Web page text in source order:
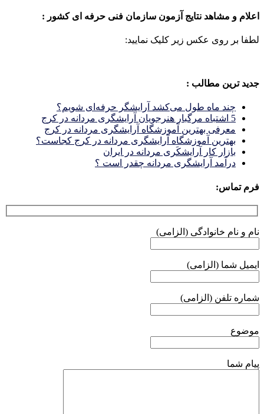
اعلام و مشاهد نتایج آزمون سازمان فنی حرفه ای کشور :
لطفا بر روی عکس زیر کلیک نمایید:
جدید ترین مطالب :
چند ماه طول می‌کشد آرایشگر حرفه‌ای شویم؟
5 اشتباه مرگبار هنرجویان آرایشگری مردانه در کرج
معرفی بهترین آموزشگاه آرایشگری مردانه در کرج
بهترین آموزشگاه آرایشگری مردانه در کرج کجاست؟
بازار كار آرايشكَرى مردانه در ايران
درآمد آرایشگری مردانه چقدر است ؟
فرم تماس:
نام و نام خانوادگی (الزامی)
ایمیل شما (الزامی)
شماره تلفن (الزامی)
موضوع
پیام شما